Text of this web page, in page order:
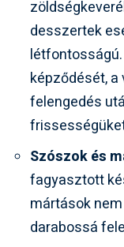
desszertek
képződését,
felengedés
Szószok és
fagyasztott
mártások
darabossá